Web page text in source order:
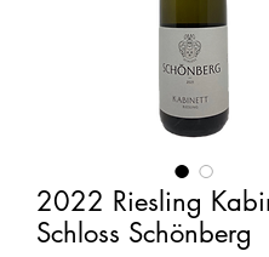
2022 Riesling
Schloss Schönberg